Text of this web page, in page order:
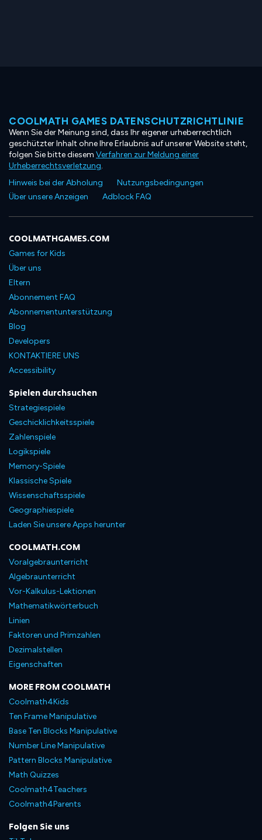
COOLMATH GAMES DATENSCHUTZRICHTLINIE
Wenn Sie der Meinung sind, dass Ihr eigener urheberrechtlich
geschützter Inhalt ohne Ihre Erlaubnis auf unserer Website steht,
folgen Sie bitte diesem Verfahren zur Meldung einer
Urheberrechtsverletzung.
Hinweis bei der Abholung
Nutzungsbedingungen
Über unsere Anzeigen
Adblock FAQ
COOLMATHGAMES.COM
Games for Kids
Über uns
Eltern
Abonnement FAQ
Abonnementunterstützung
Blog
Developers
KONTAKTIERE UNS
Accessibility
Spielen durchsuchen
Strategiespiele
Geschicklichkeitsspiele
Zahlenspiele
Logikspiele
Memory-Spiele
Klassische Spiele
Wissenschaftsspiele
Geographiespiele
Laden Sie unsere Apps herunter
COOLMATH.COM
Voralgebraunterricht
Algebraunterricht
Vor-Kalkulus-Lektionen
Mathematikwörterbuch
Linien
Faktoren und Primzahlen
Dezimalstellen
Eigenschaften
MORE FROM COOLMATH
Coolmath4Kids
Ten Frame Manipulative
Base Ten Blocks Manipulative
Number Line Manipulative
Pattern Blocks Manipulative
Math Quizzes
Coolmath4Teachers
Coolmath4Parents
Folgen Sie uns